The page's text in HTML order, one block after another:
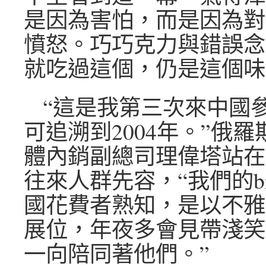
是因為害怕，而是因為
憤怒。巧巧克力與錯誤
就吃過這個，仍是這個
“這是我第三次來中國
可追溯到2004年。”俄羅
體內銷副總司理偉塔站
往來人群先容，“我們的
國花費者熟知，是以不
展位，年夜多會見帶淺
一向陪同著他們。”